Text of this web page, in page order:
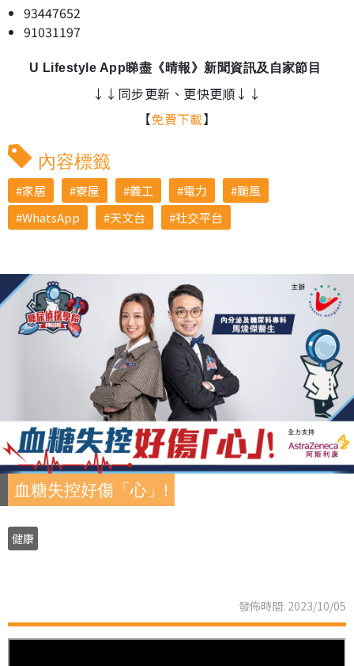
93447652
91031197
U Lifestyle App睇盡《晴報》新聞資訊及自家節目
↓↓同步更新、更快更順↓↓
【免費下載】
內容標籤
家居 寮屋 義工 電力
颱風
WhatsApp
天文台 社交平台
血糖失控好傷「心」!
健康
發佈時間: 2023/10/05